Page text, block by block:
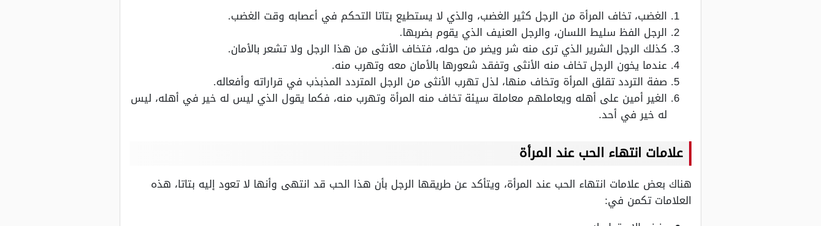
الغضب، تخاف المرأة من الرجل كثير الغضب، والذي لا يستطيع بتاتا التحكم في أعصابه وقت الغضب.
الرجل الفظ سليط اللسان، والرجل العنيف الذي يقوم بضربها.
كذلك الرجل الشرير الذي ترى منه شر ويضر من حوله، فتخاف الأنثى من هذا الرجل ولا تشعر بالأمان.
عندما يخون الرجل تخاف منه الأنثى وتفقد شعورها بالأمان معه وتهرب منه.
صفة التردد تقلق المرأة وتخاف منها، لذل تهرب الأنثى من الرجل المتردد المذبذب في قراراته وأفعاله.
الغير أمين على أهله ويعاملهم معاملة سيئة تخاف منه المرأة وتهرب منه، فكما يقول الذي ليس له خير في أهله، ليس
له خير في أحد.
علامات انتهاء الحب عند المرأة
هناك بعض علامات انتهاء الحب عند المرأة، ويتأكد عن طريقها الرجل بأن هذا الحب قد انتهى وأنها لا تعود إليه بتاتا، هذه
العلامات تكمن في: